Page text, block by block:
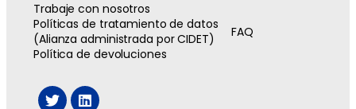
Trabaje con nosotros
Políticas de tratamiento de datos
(Alianza administrada por CIDET)
FAQ
Política de devoluciones